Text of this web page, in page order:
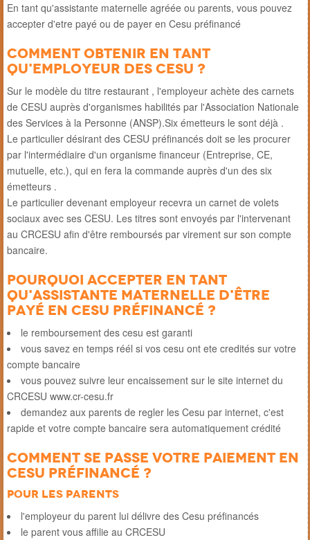
En tant qu'assistante maternelle agréée ou parents, vous pouvez
accepter d'etre payé ou de payer en Cesu préfinancé
Comment obtenir en tant
qu'employeur des CESU ?
Sur le modèle du titre restaurant , l'employeur achète des carnets
de CESU auprès d'organismes habilités par l'Association Nationale
des Services à la Personne (ANSP).Six émetteurs le sont déjà .
Le particulier désirant des CESU préfinancés doit se les procurer
par l'intermédiaire d'un organisme financeur (Entreprise, CE,
mutuelle, etc.), qui en fera la commande auprès d'un des six
émetteurs .
Le particulier devenant employeur recevra un carnet de volets
sociaux avec ses CESU. Les titres sont envoyés par l'intervenant
au CRCESU afin d'être remboursés par virement sur son compte
bancaire.
Pourquoi accepter en tant
qu'assistante maternelle d'être
payé en Cesu préfinancé ?
le remboursement des cesu est garanti
vous savez en temps réél si vos cesu ont ete credités sur votre
compte bancaire
vous pouvez suivre leur encaissement sur le site internet du
CRCESU www.cr-cesu.fr
demandez aux parents de regler les Cesu par internet, c'est
rapide et votre compte bancaire sera automatiquement crédité
Comment se passe votre paiement en
Cesu préfinancé ?
Pour les parents
l'employeur du parent lui délivre des Cesu préfinancés
le parent vous affilie au CRCESU